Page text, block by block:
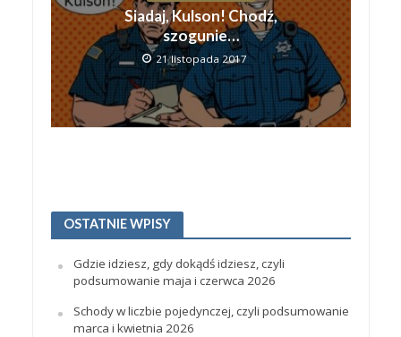
Siadaj, Kulson! Chodź,
szogunie…
21 listopada 2017
OSTATNIE WPISY
Gdzie idziesz, gdy dokądś idziesz, czyli
podsumowanie maja i czerwca 2026
Schody w liczbie pojedynczej, czyli podsumowanie
marca i kwietnia 2026